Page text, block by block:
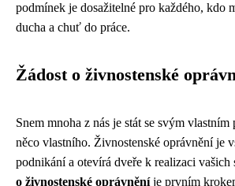
podmínek je dosažitelné pro každého, kdo
ducha a chuť do práce.
Žádost o živnostenské
Snem mnoha z nás je stát se svým vlastním
něco vlastního. Živnostenské oprávnění je
podnikání a otevírá dveře k realizaci vašich
o živnostenské oprávněníje prvním